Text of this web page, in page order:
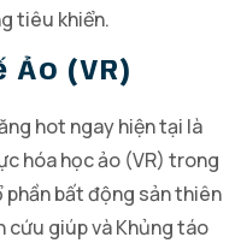
tiêu khiển.
Ảo (VR)
hot ngay hiện tại là
hóa học ảo (VR) trong
bất động sản thiên
cứu giúp và Khủng táo